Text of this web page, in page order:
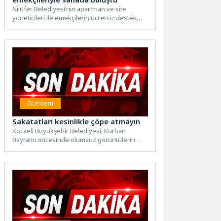
Nilüfer Belediyesi’nin apartman ve site
yöneticileri ile emekçilerin ücretsiz destek
Gündem
Sakatatları kesinlikle çöpe atmayın
Kocaeli Büyükşehir Belediyesi, Kurban
Bayramı öncesinde olumsuz görüntülerin